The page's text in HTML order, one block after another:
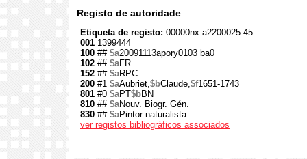
Registo de autoridade
Etiqueta de registo: 00000nx a2200025 45
001 1399444
100 ## $a20091113apory0103 ba0
102 ## $aFR
152 ## $aRPC
200 #1 $aAubriet,$bClaude,$f1651-1743
801 #0 $aPT$bBN
810 ## $aNouv. Biogr. Gén.
830 ## $aPintor naturalista
ver registos bibliográficos associados